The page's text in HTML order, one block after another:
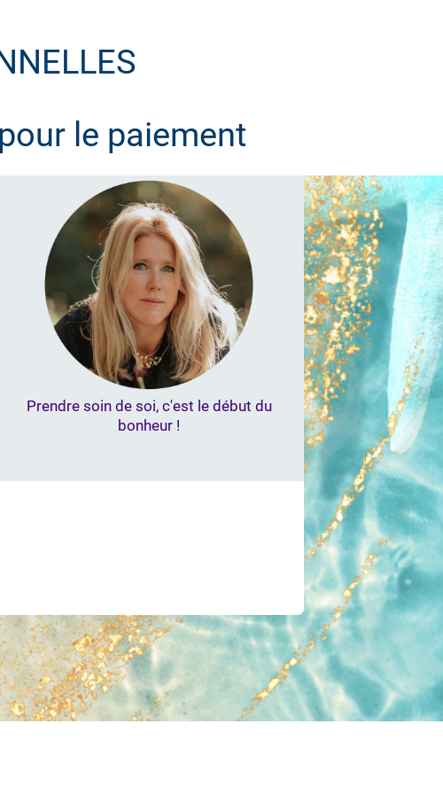
le paiement
Prendre soin de soi, c'est le début du
bonheur !